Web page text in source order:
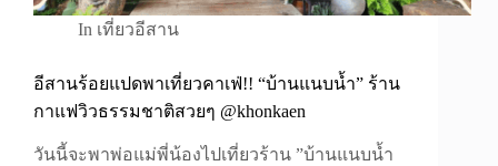
In เที่ยวอีสาน
อีสานร้อยแปดพาเที่ยวคาเฟ่!! “บ้านแนบน้ำ” ร้าน
กาแฟวิวธรรมชาติสวยๆ @khonkaen
วันนี้จะพาพ่อแม่พี่น้องไปเที่ยวร้าน ”บ้านแนบน้ำ